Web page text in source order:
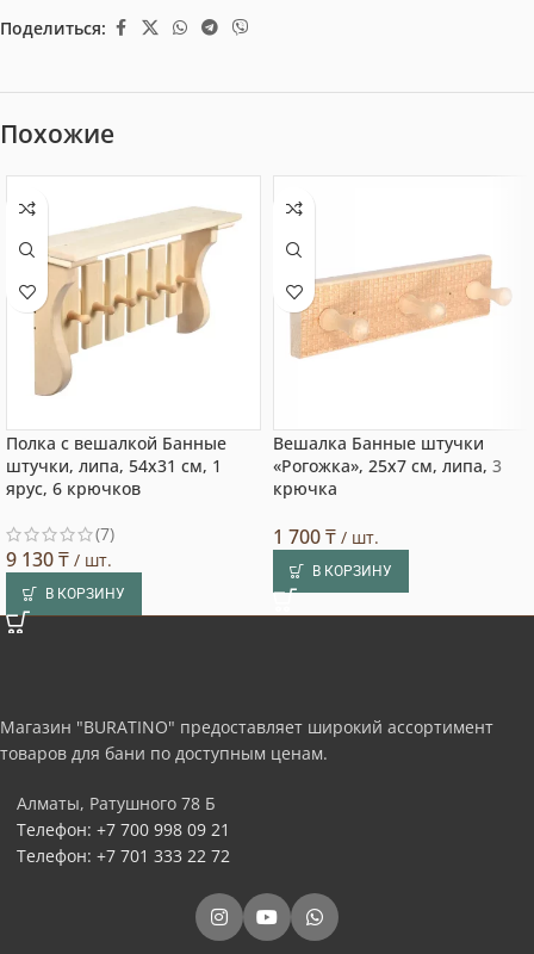
Поделиться:
Похожие
Полка с вешалкой Банные
штучки, липа, 54х31 см, 1
ярус, 6 крючков
(7)
9 130₸ / шт.
В КОРЗИНУ
Вешалка Банные штучки
«Рогожка», 25х7 см, липа, 3
крючка
1 700₸ / шт.
В КОРЗИНУ
Магазин "BURATINO" предоставляет широкий ассортимент
товаров для бани по доступным ценам.
Алматы, Ратушного 78 Б
Телефон: +7 700 998 09 21
Телефон: +7 701 333 22 72